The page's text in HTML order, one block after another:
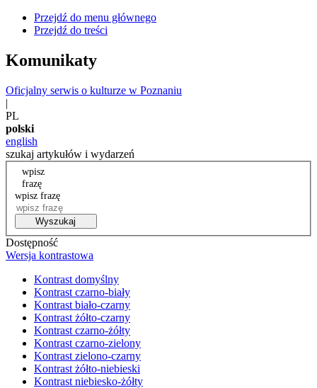
Przejdź do menu głównego
Przejdź do treści
Komunikaty
Oficjalny serwis o kulturze w Poznaniu
|
PL
polski
english
szukaj artykułów i wydarzeń
wpisz
frazę
wpisz frazę
Wyszukaj
Dostępność
Wersja kontrastowa
Kontrast domyślny
Kontrast czarno-biały
Kontrast biało-czarny
Kontrast żółto-czarny
Kontrast czarno-żółty
Kontrast czarno-zielony
Kontrast zielono-czarny
Kontrast żółto-niebieski
Kontrast niebiesko-żółty